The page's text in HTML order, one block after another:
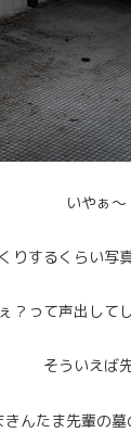
いやぁ～
りするくらい写
？って声出して
そういえば
きんたま先輩の